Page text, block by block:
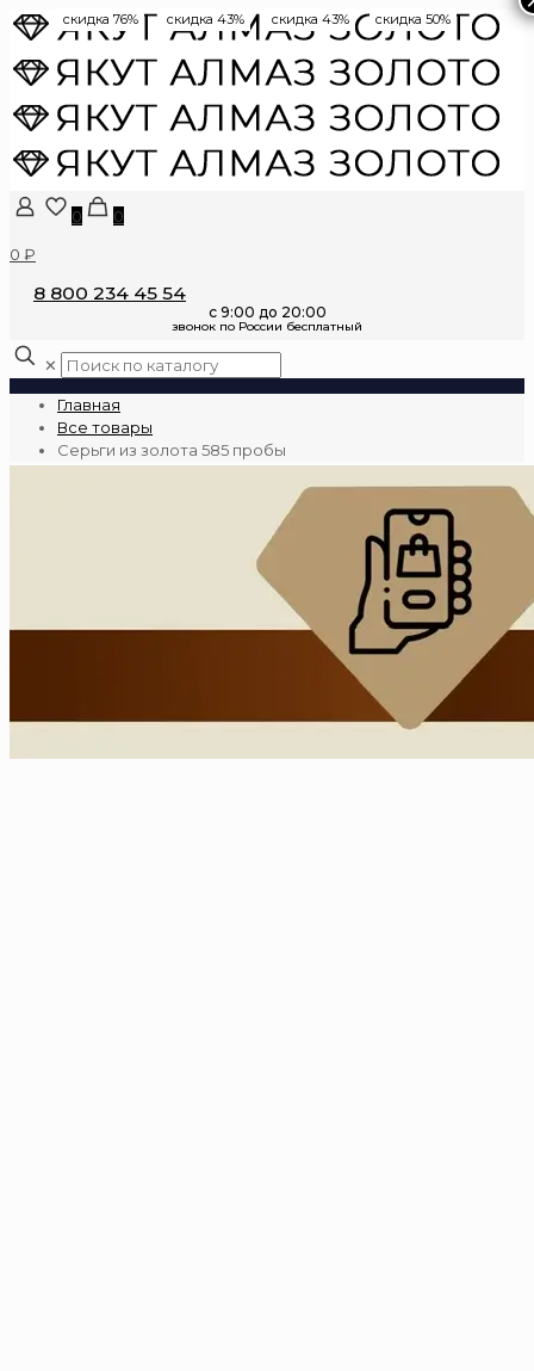
0
0
0 ₽
8 800 234 45 54
✕
Главная
Все товары
Серьги из золота 585 пробы
скидка 76% скидка 43% скидка 43% скидка 50%